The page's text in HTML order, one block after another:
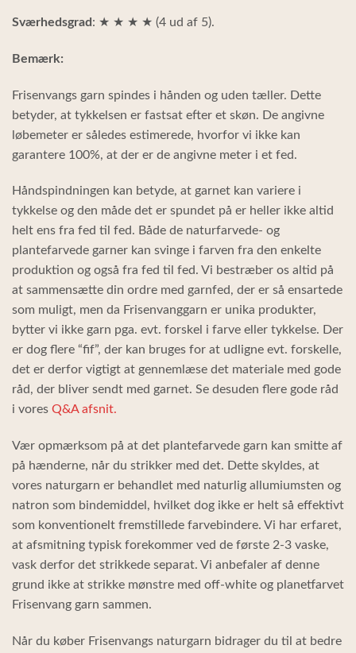
Sværhedsgrad : ★ ★ ★ ★ (4 ud af 5).
Bemærk:
Frisenvangs garn spindes i hånden og uden tæller. Dette
betyder, at tykkelsen er fastsat efter et skøn. De angivne
løbemeter er således estimerede, hvorfor vi ikke kan
garantere 100%, at der er de angivne meter i et fed.
Håndspindningen kan betyde, at garnet kan variere i
tykkelse og den måde det er spundet på er heller ikke altid
helt ens fra fed til fed. Både de naturfarvede- og
plantefarvede garner kan svinge i farven fra den enkelte
produktion og også fra fed til fed. Vi bestræber os altid på
at sammensætte din ordre med garnfed, der er så ensartede
som muligt, men da Frisenvanggarn er unika produkter,
bytter vi ikke garn pga. evt. forskel i farve eller tykkelse. Der
er dog flere “fif”, der kan bruges for at udligne evt. forskelle,
det er derfor vigtigt at gennemlæse det materiale med gode
råd, der bliver sendt med garnet. Se desuden flere gode råd
i vores Q&A afsnit.
Vær opmærksom på at det plantefarvede garn kan smitte af
på hænderne, når du strikker med det. Dette skyldes, at
vores naturgarn er behandlet med naturlig allumiumsten og
natron som bindemiddel, hvilket dog ikke er helt så effektivt
som konventionelt fremstillede farvebindere. Vi har erfaret,
at afsmitning typisk forekommer ved de første 2-3 vaske,
vask derfor det strikkede separat. Vi anbefaler af denne
grund ikke at strikke mønstre med off-white og planetfarvet
Frisenvang garn sammen.
Når du køber Frisenvangs naturgarn bidrager du til at bedre